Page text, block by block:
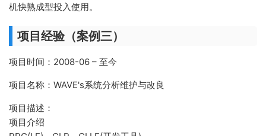
机快熟成型投入使用。
项目经验（案例三）
项目时间：2008-06 – 至今
项目名称：WAVE's系统分析维护与改良
项目描述：
项目介绍